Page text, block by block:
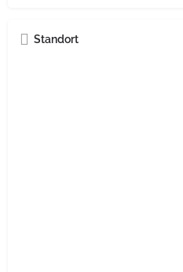
Standort